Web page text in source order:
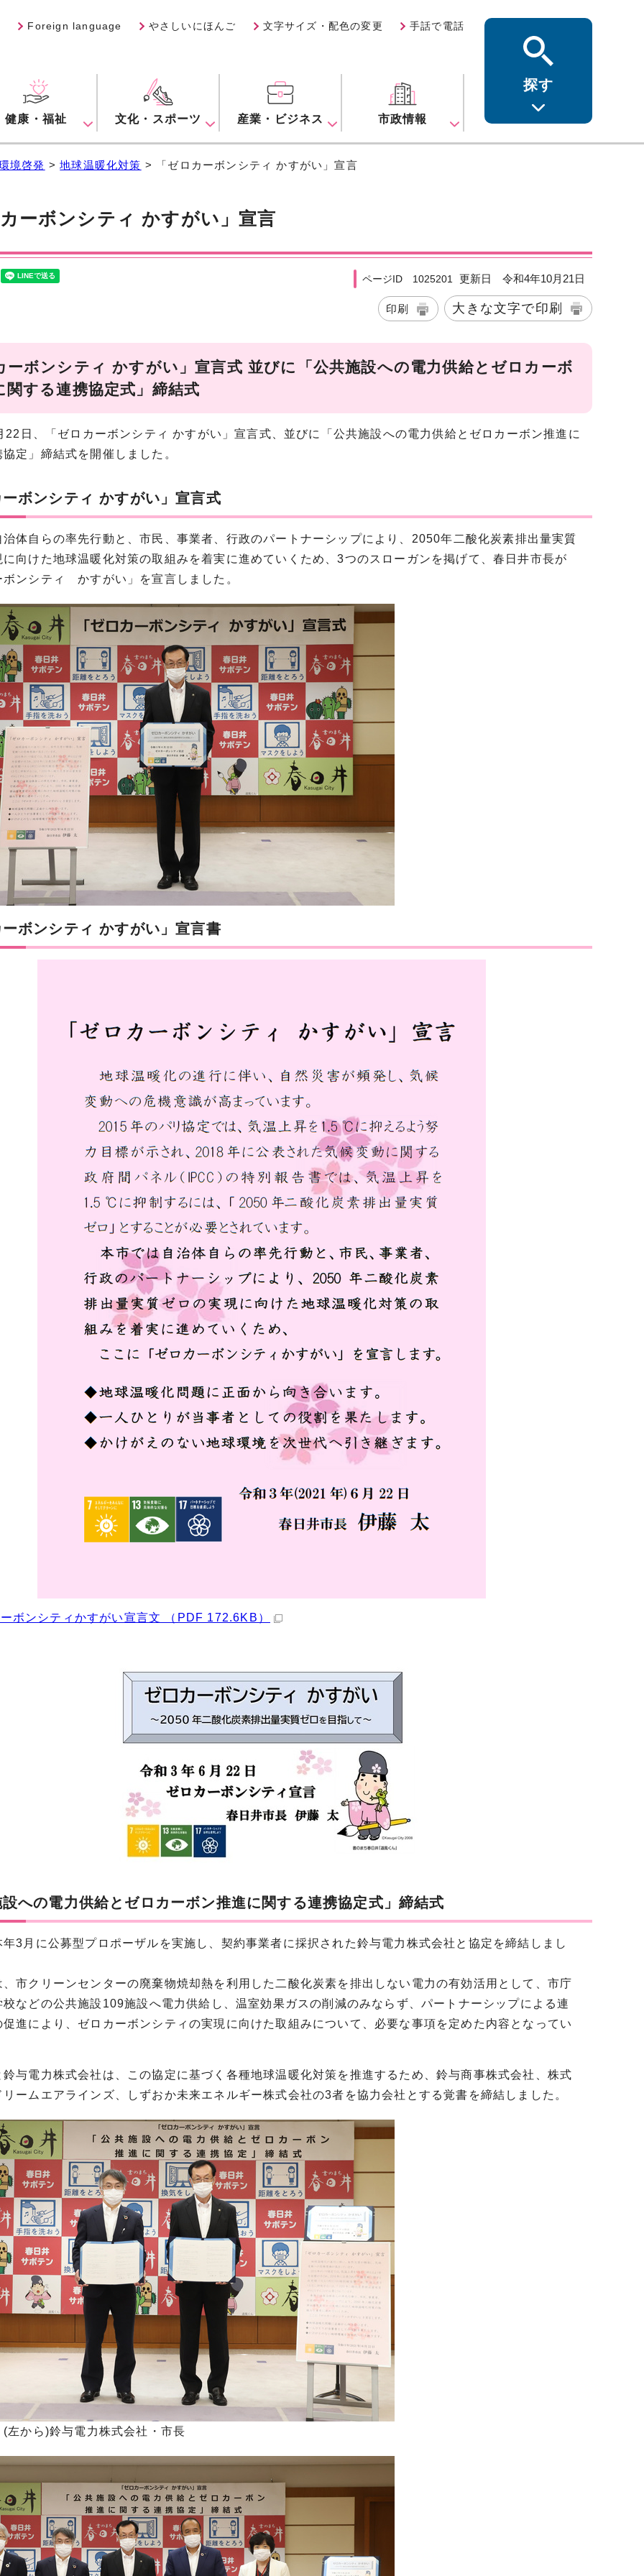
Foreign language やさしいにほんご 文字サイズ・配色の変更 手話で電話
健康・福祉 文化・スポーツ 産業・ビジネス 市政情報
探す
境啓発 >地球温暖化対策 > 「ゼロカーボンシティ かすがい」宣言
カーボンシティ かすがい」宣言
ページID 1025201 更新日 令和4年10月21日
印刷 大きな文字で印刷
ーボンシティ かすがい」宣言式 並びに「公共施設への電力供給とゼロカーボ
関する連携協定式」締結式
22日、「ゼロカーボンシティ かすがい」宣言式、並びに「公共施設への電力供給とゼロカーボン推進に
定」締結式を開催しました。
ーボンシティ かすがい」宣言式
治体自らの率先行動と、市民、事業者、行政のパートナーシップにより、2050年二酸化炭素排出量実質
に向けた地球温暖化対策の取組みを着実に進めていくため、3つのスローガンを掲げて、春日井市長が
ボンシティ かすがい」を宣言しました。
ーボンシティ かすがい」宣言書
ボンシティかすがい宣言文 （PDF 172.6KB）
設への電力供給とゼロカーボン推進に関する連携協定式」締結式
年3月に公募型プロポーザルを実施し、契約事業者に採択された鈴与電力株式会社と協定を締結しまし
、市クリーンセンターの廃棄物焼却熱を利用した二酸化炭素を排出しない電力の有効活用として、市庁
校などの公共施設109施設へ電力供給し、温室効果ガスの削減のみならず、パートナーシップによる連
促進により、ゼロカーボンシティの実現に向けた取組みについて、必要な事項を定めた内容となってい
鈴与電力株式会社は、この協定に基づく各種地球温暖化対策を推進するため、鈴与商事株式会社、株式
ームエアラインズ、しずおか未来エネルギー株式会社の3者を協力会社とする覚書を締結しました。
(左から)鈴与電力株式会社・市長